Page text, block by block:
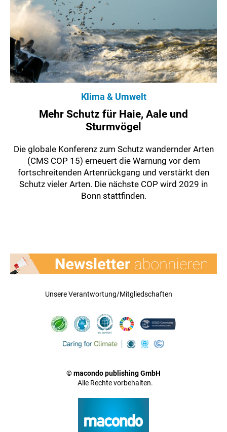
Klima & Umwelt
Mehr Schutz für Haie, Aale und
Sturmvögel
Die globale Konferenz zum Schutz wandernder Arten
(CMS COP 15) erneuert die Warnung vor dem
fortschreitenden Artenrückgang und verstärkt den
Schutz vieler Arten. Die nächste COP wird 2029 in
Bonn stattfinden.
Unsere Verantwortung/Mitgliedschaften
© macondo publishing GmbH
Alle Rechte vorbehalten.